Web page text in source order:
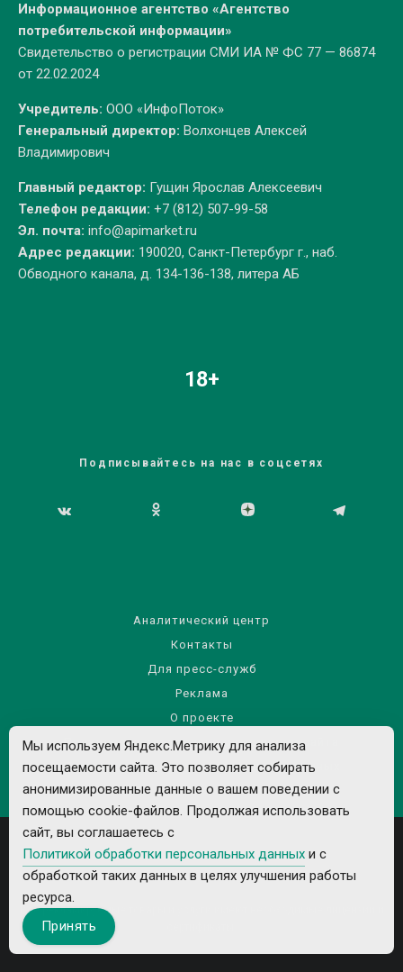
Информационное агентство «Агентство
потребительской информации»
Свидетельство о регистрации СМИ ИА № ФС 77 — 86874
от 22.02.2024
Учредитель: ООО «ИнфоПоток»
Генеральный директор: Волхонцев Алексей
Владимирович
Главный редактор: Гущин Ярослав Алексеевич
Телефон редакции: +7 (812) 507-99-58
Эл. почта: info@apimarket.ru
Адрес редакции: 190020, Санкт-Петербург г., наб.
Обводного канала, д. 134-136-138, литера АБ
18+
Подписывайтесь на нас в соцсетях
Аналитический центр
Контакты
Для пресс-служб
Реклама
О проекте
Правила использования материалов сайта
Политика обработки персональных данных
Все рекламируемые товары и услуги имеют необходимые лицензии и
Мы используем Яндекс.Метрику для анализа
посещаемости сайта. Это позволяет собирать
анонимизированные данные о вашем поведении с
помощью cookie-файлов. Продолжая использовать
сайт, вы соглашаетесь с
Политикой обработки персональных данных и с
обработкой таких данных в целях улучшения работы
ресурса.
Принять